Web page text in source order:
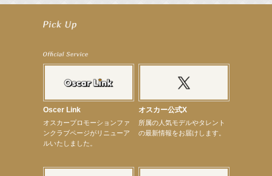
【前川泰之】舞台「グレンギャリー・グレンロス」公演詳細解禁！
【elfin’】7thシングル『全世界』がFM-UUでO.A.決定♪
【elfin’】8月16日（日）「全世界」発売記念イベント決定！
【昆虫ハンター牧田習】宝塚市立手塚治虫記念館トークショー＆宝塚文化芸術センター昆虫展示イ
【昆虫ハンター牧田習】8月13日（木）プライムツリー赤池「ふれあい昆虫フェスティバル」トーク
【井頭愛海】『小さなお葬式』TV-CM出演！
【定本楓馬】WEB DIGVII 連載企画『東京23時』に登場！
【髙橋ひかる】7月雑誌掲載情報
Oscer Link
オスカープロモーションファ
ンクラブページがリニューア
ルいたしました。
オスカー公式X
所属の人気モデルやタレント
の最新情報をお届けします。